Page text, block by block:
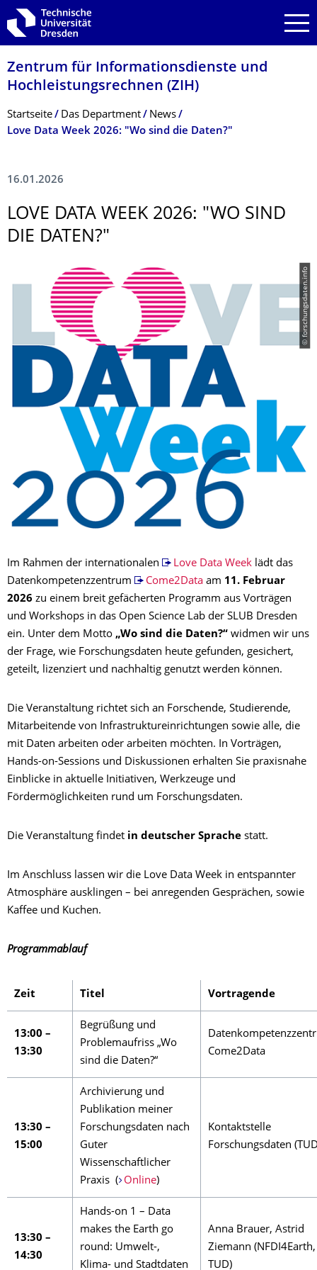
Zur Hauptnavigation springen
Zur Suche springen
Zum Inhalt springen
Zentrum für Informations­dienste und
Hochleistungs­rechnen (ZIH)
Breadcrumb-Menü
Startseite Das Department
News
Love Data Week 2026: "Wo sind die Daten?"
16.01.2026
LOVE DATA WEEK 2026: "WO SIND
DIE DATEN?"
© forschungsdaten.info
Im Rahmen der internationalen Love Data Weeklädt das
Datenkompetenzzentrum
Come2Data am 11. Februar
2026 zu einem breit gefächerten Programm aus Vorträgen
und Workshops in das Open Science Lab der SLUB Dresden
ein. Unter dem Motto „Wo sind die Daten?“ widmen wir uns
der Frage, wie Forschungsdaten heute gefunden, gesichert,
geteilt, lizenziert und nachhaltig genutzt werden können.
Die Veranstaltung richtet sich an Forschende, Studierende,
Mitarbeitende von Infrastruktureinrichtungen sowie alle, die
mit Daten arbeiten oder arbeiten möchten. In Vorträgen,
Hands-on-Sessions und Diskussionen erhalten Sie praxisnahe
Einblicke in aktuelle Initiativen, Werkzeuge und
Fördermöglichkeiten rund um Forschungsdaten.
Die Veranstaltung findet in deutscher Sprache statt.
Im Anschluss lassen wir die Love Data Week in entspannter
Atmosphäre ausklingen – bei anregenden Gesprächen, sowie
Kaffee und Kuchen.
Programmablauf
Zeit Titel Vortragende
13:00 –
13:30
Begrüßung und
Problemaufriss „Wo
sind die Daten?“
Come2Data
13:30 –
15:00
Archivierung und
Publikation meiner
Forschungsdaten nach
Guter
Wissenschaftlicher
Praxis ( Online)
Kontaktstelle
Forschungsdaten
13:30 –
14:30
Hands-on 1 – Data
makes the Earth go
round: Umwelt-,
Klima- und Stadtdaten
Anna Brauer, Astrid
Ziemann (NFDI4Earth,
TUD)